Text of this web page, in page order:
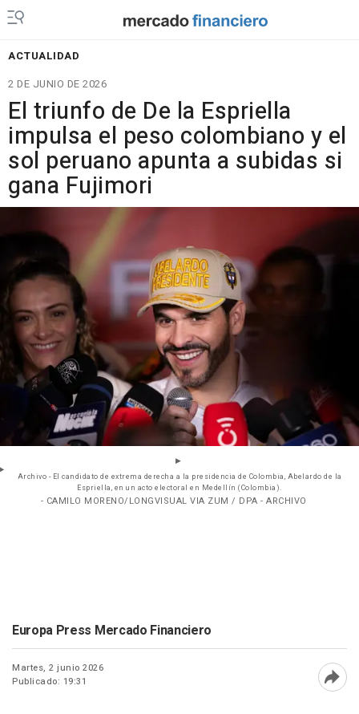
ACTUALIDAD
2 DE JUNIO DE 2026
El triunfo de De la Espriella
impulsa el peso colombiano y el
sol peruano apunta a subidas si
gana Fujimori
Archivo - El candidato de extrema derecha a la presidencia de Colombia, Abelardo de la
Espriella, en un acto electoral en Medellín (Colombia).
- CAMILO MORENO/LONGVISUAL VIA ZUM / DPA - ARCHIVO
Europa Press Mercado Financiero
Martes, 2 junio 2026
Publicado: 19:31